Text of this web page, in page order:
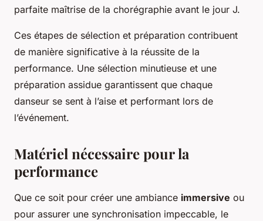
parfaite maîtrise de la chorégraphie avant le jour J.
Ces étapes de sélection et préparation contribuent
de manière significative à la réussite de la
performance. Une sélection minutieuse et une
préparation assidue garantissent que chaque
danseur se sent à l’aise et performant lors de
l’événement.
Matériel nécessaire pour la
performance
Que ce soit pour créer une ambiance immersive ou
pour assurer une synchronisation impeccable, le